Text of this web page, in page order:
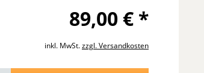
89,00 € *
inkl. MwSt.zzgl. Versandkosten